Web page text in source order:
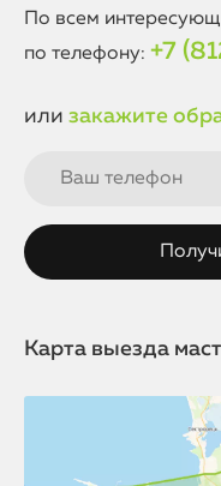
По всем
по телефону: +7
или закажите
Карта выезда